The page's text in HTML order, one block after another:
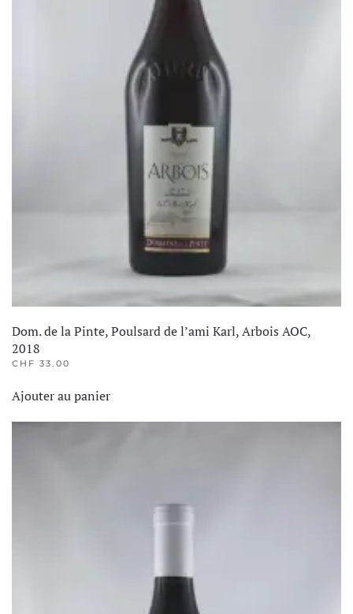
Dom. de la Pinte, Poulsard de l’ami Karl, Arbois AOC,
2018
CHF 33.00
Ajouter au panier